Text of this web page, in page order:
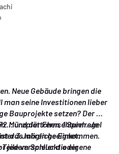
Neue Gebäude bringen die
man seine Investitionen lieber
Bauprojekte setzen? Der
... und der Fernsehturm. Je
das mögliche Einkommen.
jedem Spieler die eigene
Münzplättchen, 1 Spielregel
3 Jahren geeignet.
verschluckt oder